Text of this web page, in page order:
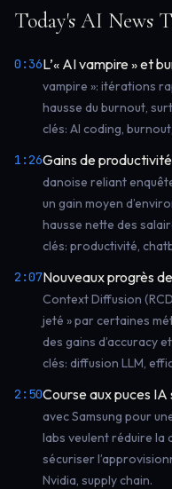
Today's AI News
0:36L’« AI vampire » et
vampire »: itérations
hausse du burnout,
clés: AI coding,
1:26Gains de
danoise reliant
un gain moyen
hausse nette des
clés: productivité,
2:07Nouveaux progrès
Context Diffusion
jeté » par certaines
des gains d’accuracy
clés: diffusion LLM,
2:50Course aux puces IA
avec Samsung pour
labs veulent réduire la
sécuriser
Nvidia, supply chain.